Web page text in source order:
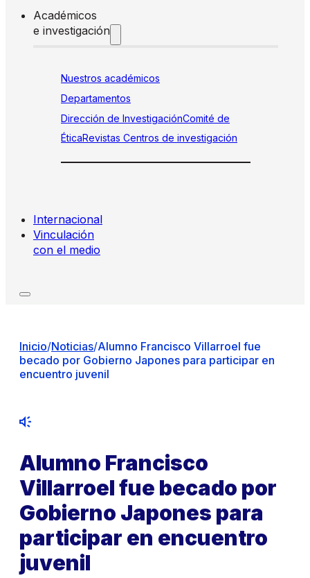
Académicos
e investigación
Nuestros académicos
Departamentos
Dirección de InvestigaciónComité de
ÉticaRevistas Centros de investigación
Internacional
Vinculación
con el medio
Inicio/Noticias/Alumno Francisco Villarroel fue
becado por Gobierno Japones para participar en
encuentro juvenil
Alumno Francisco
Villarroel fue becado por
Gobierno Japones para
participar en encuentro
juvenil